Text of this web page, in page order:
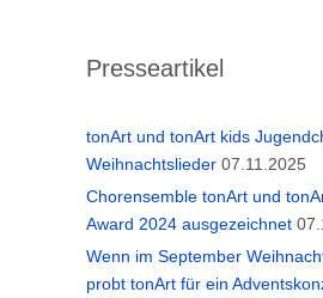
Presseartikel
tonArt und tonArt kids
Weihnachtslieder 07.11.2025
Chorensemble tonArt und
Award 2024 ausgezeichnet
Wenn im September
probt tonArt für ein